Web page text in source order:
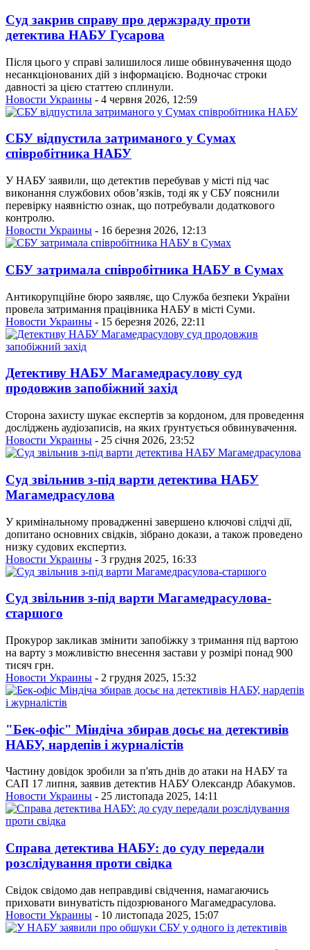
Суд закрив справу про держзраду проти
детектива НАБУ Гусарова
Після цього у справі залишилося лише обвинувачення щодо
несанкціонованих дій з інформацією. Водночас строки
давності за цією статтею сплинули.
Новости Украины - 4 червня 2026, 12:59
СБУ відпустила затриманого у Сумах
співробітника НАБУ
У НАБУ заявили, що детектив перебував у місті під час
виконання службових обов’язків, тоді як у СБУ пояснили
перевірку наявністю ознак, що потребували додаткового
контролю.
Новости Украины - 16 березня 2026, 12:13
СБУ затримала співробітника НАБУ в Сумах
Антикорупційне бюро заявляє, що Служба безпеки України
провела затримання працівника НАБУ в місті Суми.
Новости Украины - 15 березня 2026, 22:11
Детективу НАБУ Магамедрасулову суд
продовжив запобіжний захід
Сторона захисту шукає експертів за кордоном, для проведення
досліджень аудіозаписів, на яких ґрунтується обвинувачення.
Новости Украины - 25 січня 2026, 23:52
Суд звільнив з-під варти детектива НАБУ
Магамедрасулова
У кримінальному провадженні завершено ключові слідчі дії,
допитано основних свідків, зібрано докази, а також проведено
низку судових експертиз.
Новости Украины - 3 грудня 2025, 16:33
Суд звільнив з-під варти Магамедрасулова-
старшого
Прокурор закликав змінити запобіжку з тримання під вартою
на варту з можливістю внесення застави у розмірі понад 900
тисяч грн.
Новости Украины - 2 грудня 2025, 15:32
"Бек-офіс" Міндіча збирав досьє на детективів
НАБУ, нардепів і журналістів
Частину довідок зробили за п'ять днів до атаки на НАБУ та
САП 17 липня, заявив детектив НАБУ Олександр Абакумов.
Новости Украины - 25 листопада 2025, 14:11
Справа детектива НАБУ: до суду передали
розслідування проти свідка
Свідок свідомо дав неправдиві свідчення, намагаючись
приховати винуватість підозрюваного Магамедрасулова.
Новости Украины - 10 листопада 2025, 15:07